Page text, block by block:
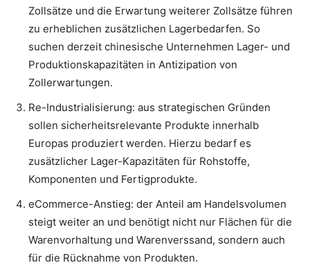
Zollsätze und die Erwartung weiterer Zollsätze führen
zu erheblichen zusätzlichen Lagerbedarfen. So
suchen derzeit chinesische Unternehmen Lager- und
Produktionskapazitäten in Antizipation von
Zollerwartungen.
Re-Industrialisierung: aus strategischen Gründen
sollen sicherheitsrelevante Produkte innerhalb
Europas produziert werden. Hierzu bedarf es
zusätzlicher Lager-Kapazitäten für Rohstoffe,
Komponenten und Fertigprodukte.
eCommerce-Anstieg: der Anteil am Handelsvolumen
steigt weiter an und benötigt nicht nur Flächen für die
Warenvorhaltung und Warenverssand, sondern auch
für die Rücknahme von Produkten.